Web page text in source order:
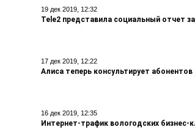
19 дек 2019, 12:32
Tele2 представила социальный отчет
17 дек 2019, 12:22
Алиса теперь консультирует абонентов
16 дек 2019, 12:35
Интернет-трафик вологодских бизнес-